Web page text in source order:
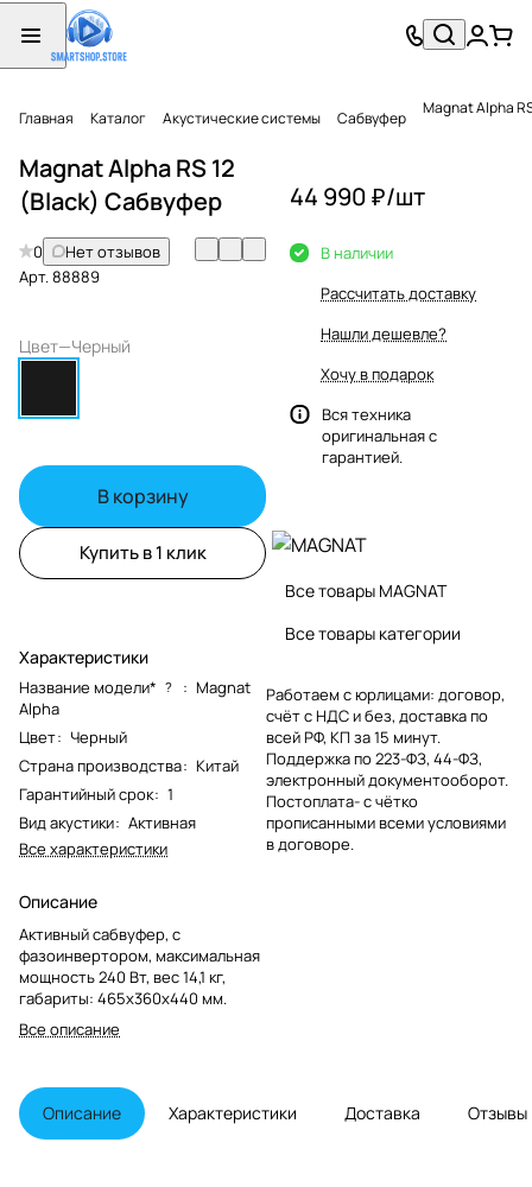
Главная Каталог Акустические системы Сабвуфер Magnat Alpha
Magnat Alpha RS 12
(Black) Сабвуфер
0
Нет отзывов
Арт.88889
Цвет—Черный
В корзину
Купить в 1 клик
Характеристики
Название модели* ? : Magnat
Alpha
Цвет: Черный
Страна производства: Китай
Гарантийный срок: 1
Вид акустики: Активная
Все характеристики
Описание
Активный сабвуфер, с
фазоинвертором, максимальная
мощность 240 Вт, вес 14,1 кг,
габариты: 465х360х440 мм.
Все описание
44 990 ₽/шт
В наличии
Рассчитать доставку
Нашли дешевле?
Хочу в подарок
Вся техника
оригинальная с
гарантией.
Все товары MAGNAT
Все товары категории
Работаем с юрлицами: договор,
счёт с НДС и без, доставка по
всей РФ, КП за 15 минут.
Поддержка по 223-ФЗ, 44-ФЗ,
электронный документооборот.
Постоплата- с чётко
прописанными всеми условиями
в договоре.
Описание Характеристики Доставка Отзывы